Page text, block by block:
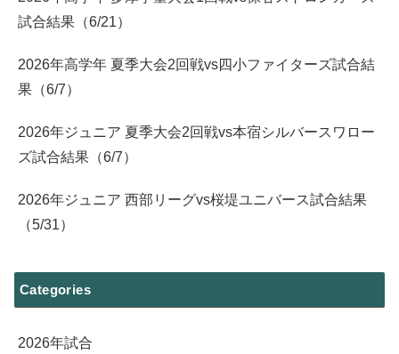
試合結果（6/21）
2026年高学年 夏季大会2回戦vs四小ファイターズ試合結
果（6/7）
2026年ジュニア 夏季大会2回戦vs本宿シルバースワロー
ズ試合結果（6/7）
2026年ジュニア 西部リーグvs桜堤ユニバース試合結果
（5/31）
Categories
2026年試合